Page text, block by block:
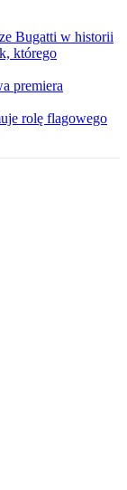
Bugatti w historii
którego
premiera
rolę flagowego